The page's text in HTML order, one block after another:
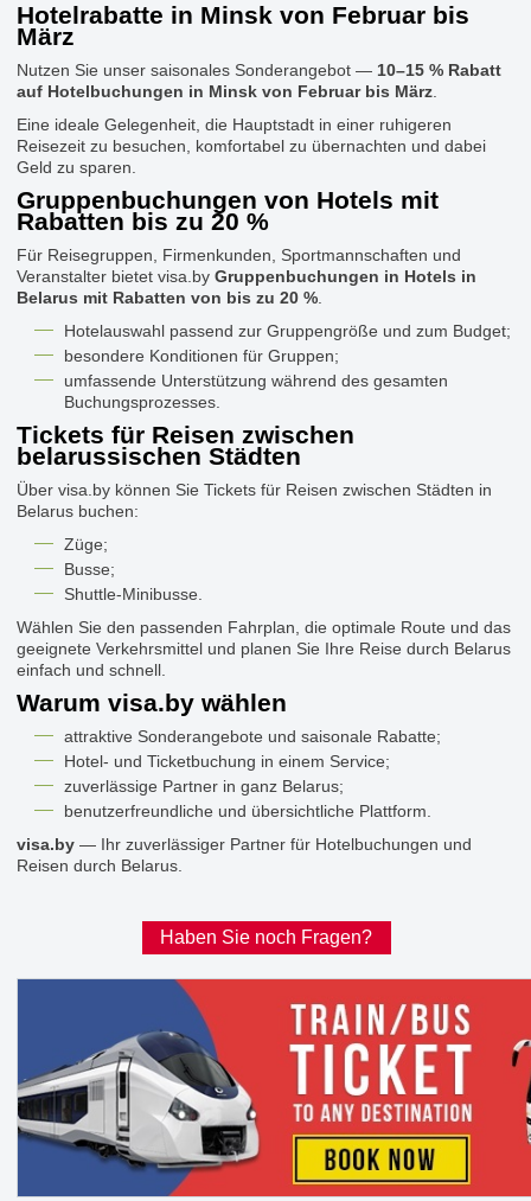
Hotelrabatte in Minsk von Februar bis
März
Nutzen Sie unser saisonales Sonderangebot — 10–15 % Rabatt
auf Hotelbuchungen in Minsk von Februar bis März
Eine ideale Gelegenheit, die Hauptstadt in einer ruhigeren
Reisezeit zu besuchen, komfortabel zu übernachten und dabei
Geld zu sparen.
Gruppenbuchungen von Hotels mit
Rabatten bis zu 20 %
Für Reisegruppen, Firmenkunden, Sportmannschaften und
Veranstalter bietet visa.by Gruppenbuchungen in Hotels in
Belarus mit Rabatten von bis zu 20 %
Hotelauswahl passend zur Gruppengröße und zum Budget;
besondere Konditionen für Gruppen;
umfassende Unterstützung während des gesamten
Buchungsprozesses.
Tickets für Reisen zwischen
belarussischen Städten
Über visa.by können Sie Tickets für Reisen zwischen Städten in
Belarus buchen:
Züge;
Busse;
Shuttle-Minibusse.
Wählen Sie den passenden Fahrplan, die optimale Route und das
geeignete Verkehrsmittel und planen Sie Ihre Reise durch Belarus
einfach und schnell.
Warum visa.by wählen
attraktive Sonderangebote und saisonale Rabatte;
Hotel- und Ticketbuchung in einem Service;
zuverlässige Partner in ganz Belarus;
benutzerfreundliche und übersichtliche Plattform.
visa.by — Ihr zuverlässiger Partner für Hotelbuchungen und
Reisen durch Belarus.
Haben Sie noch Fragen?